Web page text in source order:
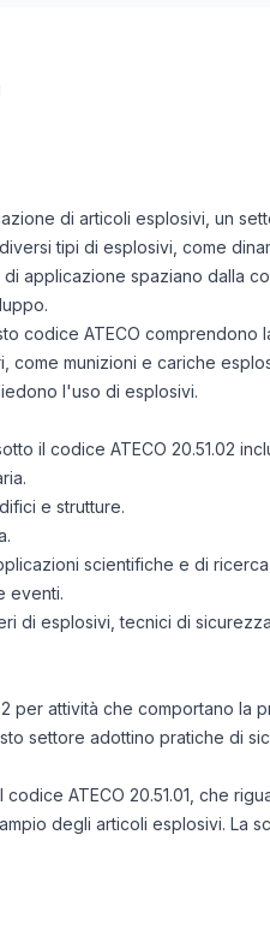
di articoli esplosivi, un
tipi di esplosivi, come
di applicazione spaziano dalla
codice ATECO
come munizioni e cariche
l'uso di esplosivi.
il codice ATECO 20.51.02
e strutture.
scientifiche e di ricerca.
eventi.
di esplosivi, tecnici di
per attività che comportano la
settore adottino pratiche di
ATECO 20.51.01, che
degli articoli esplosivi. La